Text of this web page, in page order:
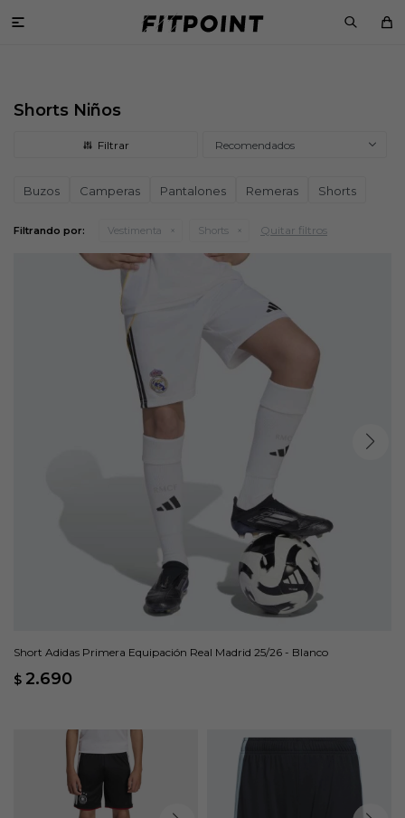

Shorts Niños
Recomendados
Buzos Camperas Pantalones Remeras Shorts
Filtrando por: Vestimenta Shorts Quitar filtros
Short Adidas Primera Equipación Real Madrid 25/26 - Blanco
$ 2.690